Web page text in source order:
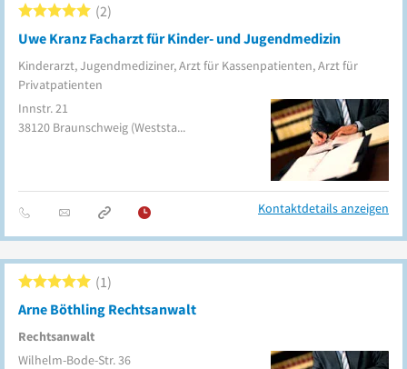
Uwe Kranz Facharzt für Kinder- und Jugendmedizin
Kinderarzt, Jugendmediziner, Arzt für Kassenpatienten, Arzt für
Privatpatienten
2
Innstr. 21
38120 Braunschweig (Weststadt)
Kontaktdetails anzeigen
Arne Böthling Rechtsanwalt
Rechtsanwalt
1
Wilhelm-Bode-Str. 36